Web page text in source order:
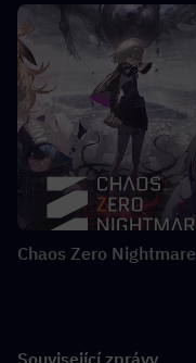
Chaos Zero Nightmare
Související zprávy